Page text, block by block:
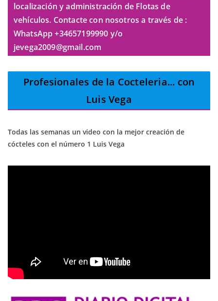
localización y administración de Flotas de
vehículos. Contacte con nosotros a través de :
WhatsApp +34657199990 y/o
jevega2009@gmail.com
Profesionales de la Cocteleria... con
Luis Vega
Todas las semanas un video con la mejor creación de
cócteles con el número 1 Luis Vega